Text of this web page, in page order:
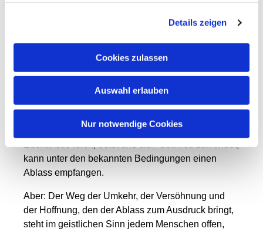
Details zeigen
Cookies zulassen
Auswahl erlauben
Nur notwendige Cookies
allen offen steht
Im Heiligen Jahr 2025 hat uns Papst Franziskus
eingeladen, als Pilger der Hoffnung aufzubrechen,
Wer als katholischer Christ in dieser Zeit beichtet,
kann unter den bekannten Bedingungen einen
Ablass empfangen.
Aber: Der Weg der Umkehr, der Versöhnung und
der Hoffnung, den der Ablass zum Ausdruck bringt,
steht im geistlichen Sinn jedem Menschen offen,